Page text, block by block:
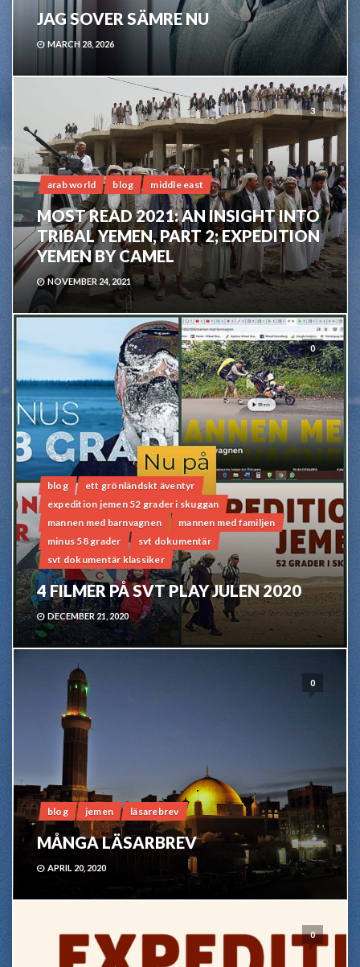
JAG SOVER SÄMRE NU
MARCH 28, 2026
3
arab world blog middle east
MOST READ 2021: AN INSIGHT INTO
TRIBAL YEMEN, PART 2; EXPEDITION
YEMEN BY CAMEL
NOVEMBER 24, 2021
0
blog
ett grönländskt äventyr
expedition jemen 52 grader i skuggan
mannen med barnvagnen
mannen med familjen
minus 58 grader
svt dokumentär
svt dokumentär klassiker
4 FILMER PÅ SVT PLAY JULEN 2020
DECEMBER 21, 2020
0
blog jemen läsarebrev
MÅNGA LÄSARBREV
APRIL 20, 2020
0